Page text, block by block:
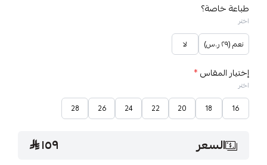
طباعة خاصة؟
اختر
نعم (٢٩ ر.س) لا
إختيار المقاس*
اختر
16
18
20
22
24
26
28
السعر ١٥٩